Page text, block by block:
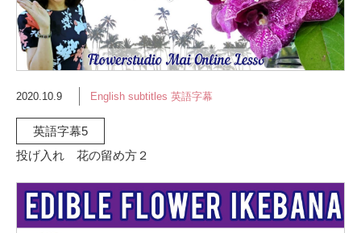
2020.10.9 English subtitles 英語字幕
英語字幕5
投げ入れ 花の留め方２